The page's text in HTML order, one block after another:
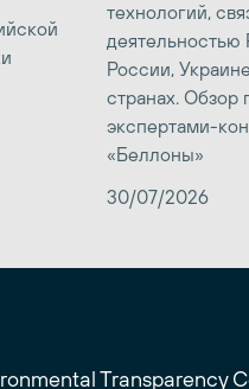
технологий,
деятельностью
России,
странах. Обзор
экспертами-
«Беллоны»
30/07/2026
Transparency